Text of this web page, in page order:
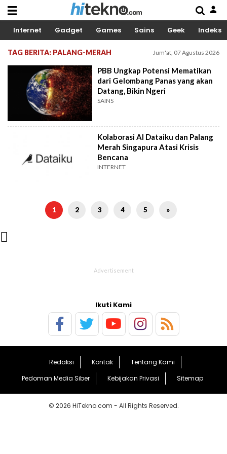
Internet Gadget Games Sains Geek Indeks
TAG BERITA: PALANG-MERAH Jum'at, 07 Agustus 2026
PBB Ungkap Potensi Mematikan
dari Gelombang Panas yang akan
Datang, Bikin Ngeri
SAINS
Kolaborasi AI Dataiku dan Palang
Merah Singapura Atasi Krisis
Bencana
INTERNET
1 2 3 4 5 »

Ikuti Kami
Redaksi Kontak
Tentang Kami
Pedoman Media Siber
Kebijakan Privasi Sitemap
© 2026 HiTekno.com - All Rights Reserved.